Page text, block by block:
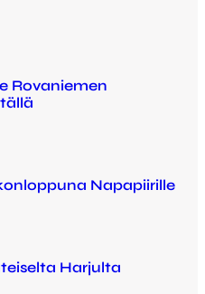
Rovaniemen
Napapiirille
Harjulta